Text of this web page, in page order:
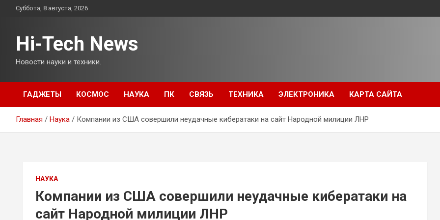
ПерейтиСуббота, 8 августа, 2026
Hi-Tech News
Новости науки и техники.
ГАДЖЕТЫ КОСМОС НАУКА ПК СВЯЗЬ ТЕХНИКА ЭЛЕКТРОНИКА КАРТА САЙТА
Главная Наука Компании из США совершили неудачные кибератаки на сайт Народной милиции ЛНР
НАУКА
Компании из США совершили неудачные кибератаки на
сайт Народной милиции ЛНР